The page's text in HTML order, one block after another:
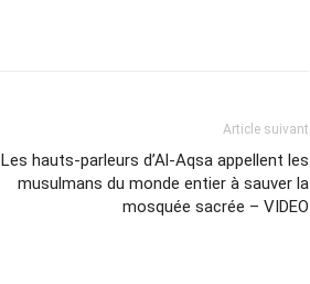
Article suivant
Les hauts-parleurs d’Al-Aqsa appellent les
musulmans du monde entier à sauver la
mosquée sacrée – VIDEO